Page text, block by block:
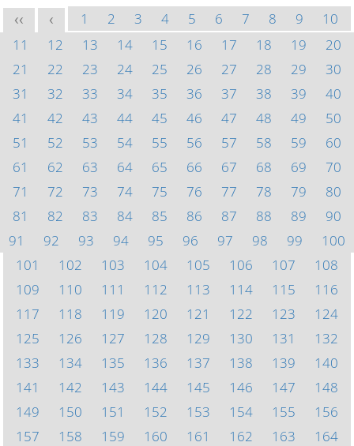
<< < 1 2 3 4 5 6 7 8 9
10
11
12 13 14 15 16 17 18 19
20
21
22 23 24 25 26 27 28 29
30
31
32 33 34 35 36 37 38 39
40
41
42 43 44 45 46 47 48 49
50
51
52 53 54 55 56 57 58 59
60
61
62 63 64 65 66 67 68 69
70
71
72 73 74 75 76 77 78 79
80
81
82 83 84 85 86 87 88 89
90
91
92 93 94 95 96 97 98 99
100
101
102 103 104 105 106 107
108
109
110 111 112 113 114 115
116
117
118 119 120 121 122 123
124
125
126 127 128 129 130 131
132
133
134 135 136 137 138 139
140
141
142 143 144 145 146 147
148
149
150 151 152 153 154 155
156
157
158 159 160 161 162 163
164